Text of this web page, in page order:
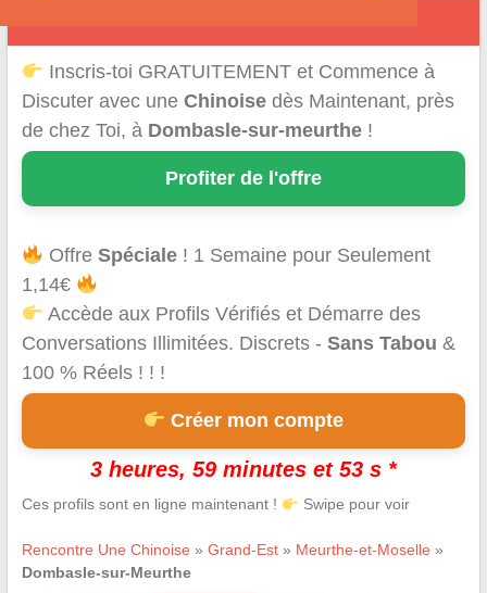
Inscris-toi GRATUITEMENT et Commence à
Discuter avec une Chinoisedès Maintenant, près
de chez Toi, à Dombasle-sur-meurthe!
Profiter de l'offre
OffreSpéciale ! 1 Semaine pour Seulement
1,14€
Accède aux Profils Vérifiés et Démarre des
Conversations Illimitées. Discrets - Sans Tabou &
100 % Réels ! ! !
Créer mon compte
3 heures, 59 minutes et 53 s *
Ces profils sont en ligne maintenant ! Swipe pour voir
Rencontre Une Chinoise » Grand-Est» Meurthe-et-Moselle »
Dombasle-sur-Meurthe